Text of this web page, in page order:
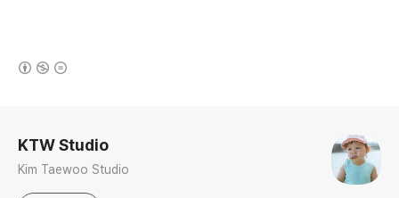
KTW Studio
Kim Taewoo Studio